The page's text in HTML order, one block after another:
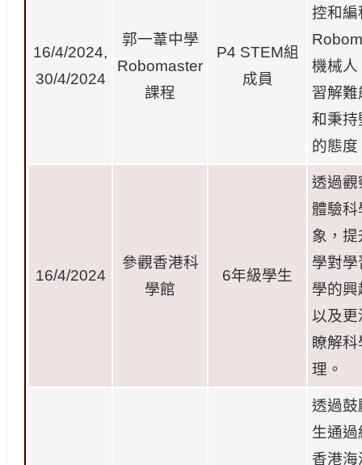
16/4/2024,
30/4/2024
郭一葦中學
Robomaster
課程
P4 STEM組
成員
控和編
R
機械人
習解難
和秉持
的態度
16/4/2024
參觀香港科
學館
6年級學生
透過觀
體驗科
象，提
學對學
學的興
以及更
瞭解科
理。
透過鼓
生通過
香港海